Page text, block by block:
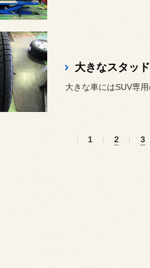
大きなスタッ
大きな車にはSUV専
1 2 3